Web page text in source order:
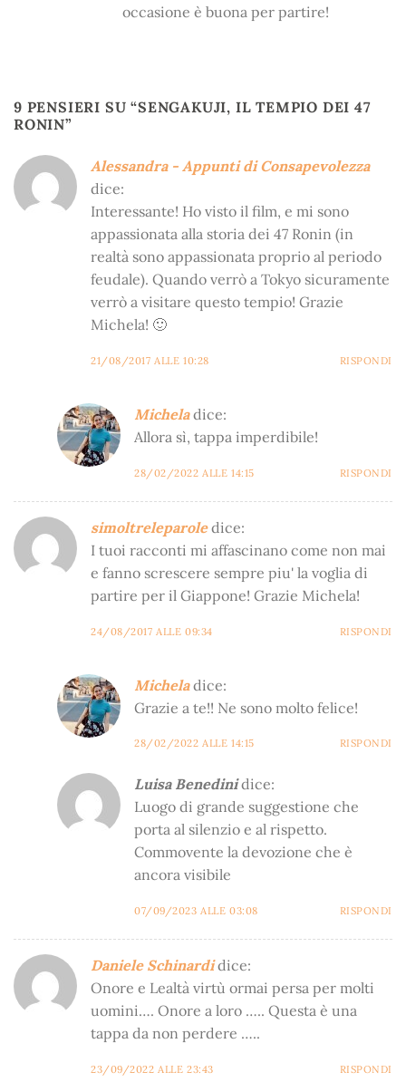
occasione è buona per partire!
9 PENSIERI SU “SENGAKUJI, IL TEMPIO DEI 47
RONIN”
Alessandra - Appunti di Consapevolezza
dice:
Interessante! Ho visto il film, e mi sono
appassionata alla storia dei 47 Ronin (in
realtà sono appassionata proprio al periodo
feudale). Quando verrò a Tokyo sicuramente
verrò a visitare questo tempio! Grazie
Michela! 🙂
21/08/2017 ALLE 10:28 RISPONDI
Michela dice:
Allora sì, tappa imperdibile!
28/02/2022 ALLE 14:15 RISPONDI
simoltreleparole dice:
I tuoi racconti mi affascinano come non mai
e fanno screscere sempre piu' la voglia di
partire per il Giappone! Grazie Michela!
24/08/2017 ALLE 09:34 RISPONDI
Michela dice:
Grazie a te!! Ne sono molto felice!
28/02/2022 ALLE 14:15 RISPONDI
Luisa Benedini dice:
Luogo di grande suggestione che
porta al silenzio e al rispetto.
Commovente la devozione che è
ancora visibile
07/09/2023 ALLE 03:08 RISPONDI
Daniele Schinardi dice:
Onore e Lealtà virtù ormai persa per molti
uomini…. Onore a loro ….. Questa è una
tappa da non perdere …..
23/09/2022 ALLE 23:43 RISPONDI